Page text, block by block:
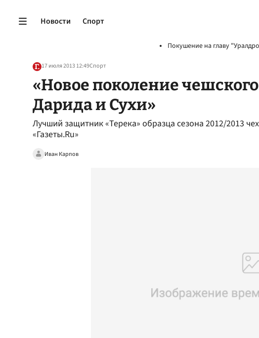
Новости Спорт
Покушение на главу
17 июля 2013 12:49Спорт
«Новое поколение
Дарида и Сухи»
Лучший защитник «Терека» образца сезона 2012/2013
«Газеты.Ru»
Иван Карпов